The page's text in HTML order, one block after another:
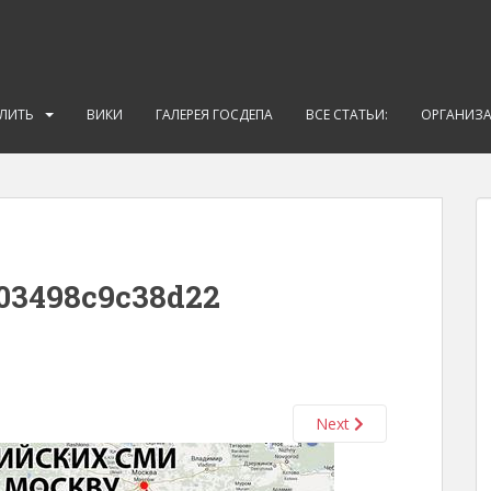
ВИКИ ГАЛЕРЕЯ ГОСДЕПА ВСЕ СТАТЬИ:
Next